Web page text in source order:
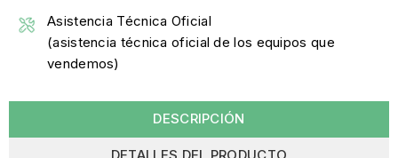
Asistencia Técnica Oficial
(asistencia técnica oficial de los equipos que
vendemos)
DESCRIPCIÓN